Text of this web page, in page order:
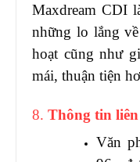
Maxdream CDI
những lo lắng
hoạt cũng như
mái, thuận tiện
8. Thông tin liên
Văn